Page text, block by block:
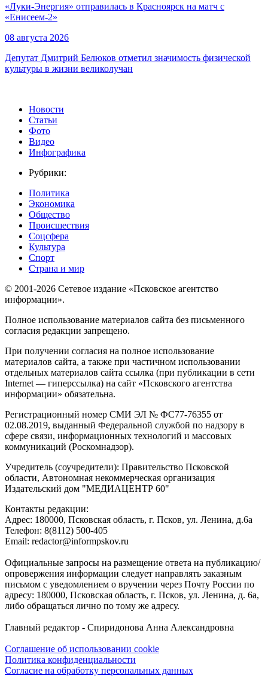
«Луки-Энергия» отправилась в Красноярск на матч с
«Енисеем-2»
08 августа 2026
Депутат Дмитрий Белюков отметил значимость физической
культуры в жизни великолучан
Новости
Статьи
Фото
Видео
Инфографика
Рубрики:
Политика
Экономика
Общество
Происшествия
Соцсфера
Культура
Спорт
Страна и мир
© 2001-2026 Сетевое издание «Псковское агентство
информации».
Полное использование материалов сайта без письменного
согласия редакции запрещено.
При получении согласия на полное использование
материалов сайта, а также при частичном использовании
отдельных материалов сайта ссылка (при публикации в сети
Internet — гиперссылка) на сайт «Псковского агентства
информации» обязательна.
Регистрационный номер СМИ ЭЛ № ФС77-76355 от
02.08.2019, выданный Федеральной службой по надзору в
сфере связи, информационных технологий и массовых
коммуникаций (Роскомнадзор).
Учредитель (соучредители): Правительство Псковской
области, Автономная некоммерческая организация
Издательский дом "МЕДИАЦЕНТР 60"
Контакты редакции:
Адреc: 180000, Псковская область, г. Псков, ул. Ленина, д.6а
Телефон: 8(8112) 500-405
Email: redactor@informpskov.ru
Официальные запросы на размещение ответа на публикацию/
опровержения информации следует направлять заказным
письмом с уведомлением о вручении через Почту России по
адресу: 180000, Псковская область, г. Псков, ул. Ленина, д. 6а,
либо обращаться лично по тому же адресу.
Главный редактор - Спиридонова Анна Александровна
Соглашение об использовании cookie
Политика конфиденциальности
Согласие на обработку персональных данных